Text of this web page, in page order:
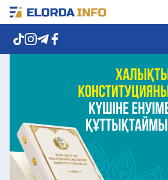
Елорда жаңалықтары
Көзқарас
Саясат
Видео
Әлеумет
Экономика
Спорт